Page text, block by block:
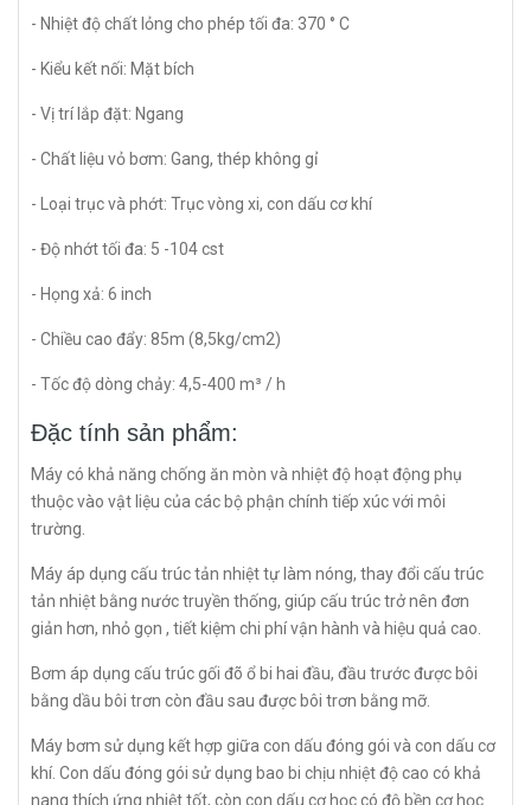
- Nhiệt độ chất lỏng cho phép tối đa: 370 ° C
- Kiểu kết nối: Mặt bích
- Vị trí lắp đặt: Ngang
- Chất liệu vỏ bơm: Gang, thép không gỉ
- Loại trục và phớt: Trục vòng xi, con dấu cơ khí
- Độ nhớt tối đa: 5 -104 cst
- Họng xả: 6 inch
- Chiều cao đẩy: 85m (8,5kg/cm2)
- Tốc độ dòng chảy: 4,5-400 m³ / h
Đặc tính sản phẩm:
Máy có khả năng chống ăn mòn và nhiệt độ hoạt động phụ
thuộc vào vật liệu của các bộ phận chính tiếp xúc với môi
trường.
Máy áp dụng cấu trúc tản nhiệt tự làm nóng, thay đổi cấu trúc
tản nhiệt bằng nước truyền thống, giúp cấu trúc trở nên đơn
giản hơn, nhỏ gọn , tiết kiệm chi phí vận hành và hiệu quả cao.
Bơm áp dụng cấu trúc gối đõ ổ bi hai đầu, đầu trước được bôi
bằng dầu bôi trơn còn đầu sau được bôi trơn bằng mỡ.
Máy bơm sử dụng kết hợp giữa con dấu đóng gói và con dấu cơ
khí. Con dấu đóng gói sử dụng bao bi chịu nhiệt độ cao có khả
nang thích ứng nhiệt tốt, còn con dấu cơ học có độ bền cơ học